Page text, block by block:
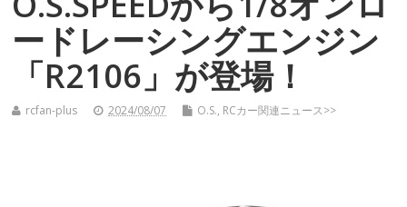
ードレーシングエンジン
「R2106」が登場！
rcfan-plus 2024/08/07 O.S., RCカー関連ニュース>>